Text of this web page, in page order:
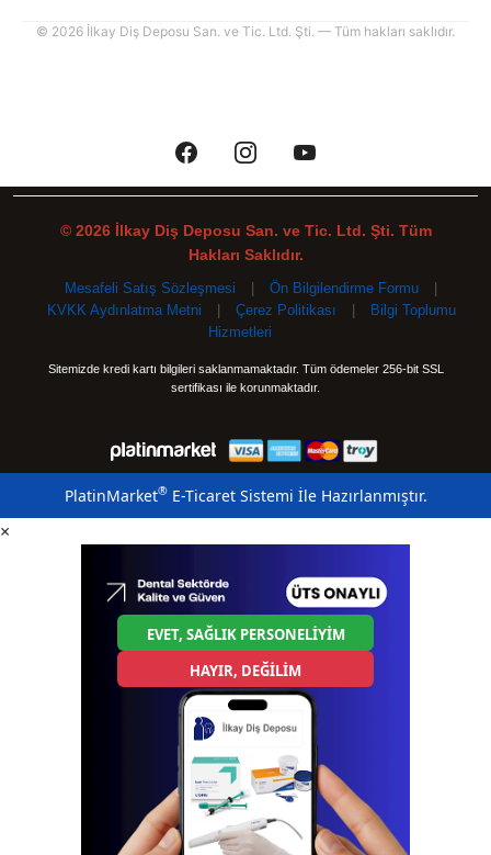
© 2026 İlkay Diş Deposu San. ve Tic. Ltd. Şti. — Tüm hakları saklıdır.
© 2026 İlkay Diş Deposu San. ve Tic. Ltd. Şti. Tüm
Hakları Saklıdır.
Mesafeli Satış Sözleşmesi | Ön Bilgilendirme Formu
|
KVKK Aydınlatma Metni
| Çerez Politikası |
Bilgi Toplumu
Hizmetleri
Sitemizde kredi kartı bilgileri saklanmamaktadır. Tüm ödemeler 256-bit SSL
sertifikası ile korunmaktadır.
PlatinMarket®E-Ticaret Sistemi İle Hazırlanmıştır.
×
EVET, SAĞLIK PERSONELİYİM
HAYIR, DEĞİLİM